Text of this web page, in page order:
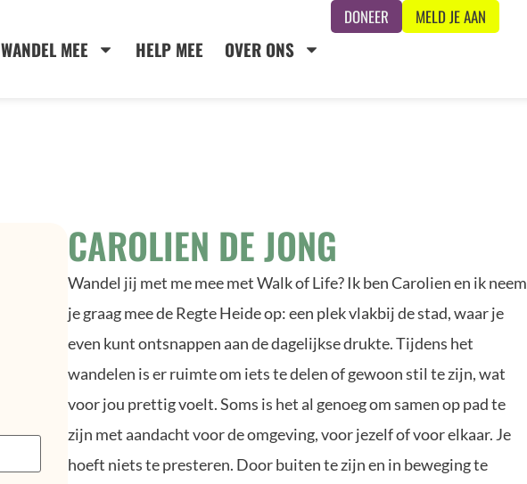
WANDEL MEE HELP MEE OVER ONS
DONEER MELD JE AAN
CAROLIEN DE JONG
Wandel jij met me mee met Walk of Life? Ik ben Carolien en ik neem
je graag mee de Regte Heide op: een plek vlakbij de stad, waar je
even kunt ontsnappen aan de dagelijkse drukte. Tijdens het
wandelen is er ruimte om iets te delen of gewoon stil te zijn, wat
voor jou prettig voelt. Soms is het al genoeg om samen op pad te
zijn met aandacht voor de omgeving, voor jezelf of voor elkaar. Je
hoeft niets te presteren. Door buiten te zijn en in beweging te